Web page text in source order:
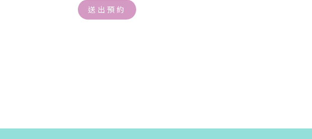
送出預約